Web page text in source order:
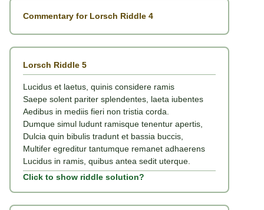
Commentary for Lorsch Riddle 4
Lorsch Riddle 5
Lucidus et laetus, quinis considere ramis
Saepe solent pariter splendentes, laeta iubentes
Aedibus in mediis fieri non tristia corda.
Dumque simul ludunt ramisque tenentur apertis,
Dulcia quin bibulis tradunt et bassia buccis,
Multifer egreditur tantumque remanet adhaerens
Lucidus in ramis, quibus antea sedit uterque.
Click to show riddle solution?